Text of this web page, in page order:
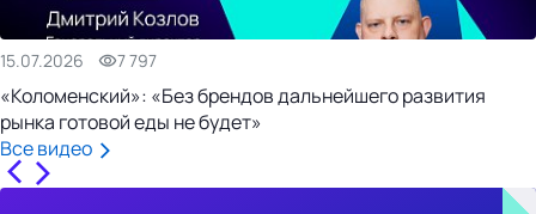
15.07.2026 7 797
«Коломенский»: «Без брендов дальнейшего развития
рынка готовой еды не будет»
Все видео